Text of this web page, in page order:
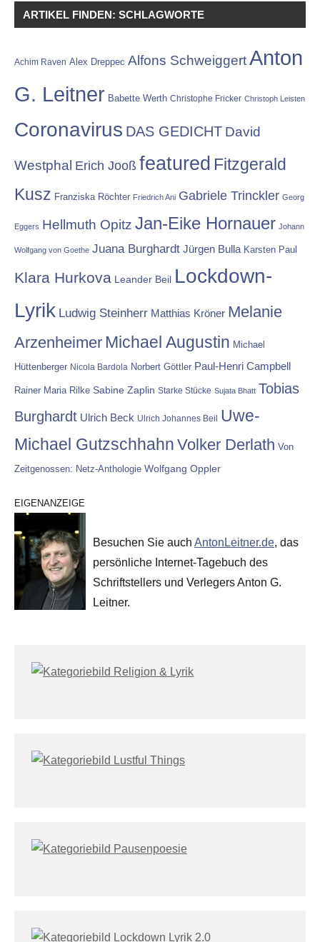
ARTIKEL FINDEN: SCHLAGWORTE
Achim Raven Alex Dreppec Alfons SchweiggertAnton
G. Leitner Babette Werth Christophe Fricker Christoph Leisten
Coronavirus DAS GEDICHT David
Westphal Erich Jooß featured Fitzgerald
Kusz Franziska Röchter Friedrich Ani Gabriele Trinckler Georg
Eggers Hellmuth Opitz Jan-Eike Hornauer Johann
Wolfgang von Goethe Juana Burghardt Jürgen Bulla Karsten Paul
Klara Hurkova Leander Beil Lockdown-
Lyrik Ludwig Steinherr Matthias Kröner Melanie
Arzenheimer Michael Augustin Michael
Hüttenberger Nicola Bardola Norbert Göttler Paul-Henri Campbell
Rainer Maria Rilke Sabine Zaplin Starke Stücke Sujata Bhatt Tobias
Burghardt Ulrich Beck Ulrich Johannes Beil Uwe-
Michael Gutzschhahn Volker Derlath Von
Zeitgenossen: Netz-Anthologie Wolfgang Oppler
EIGENANZEIGE
Besuchen Sie auch AntonLeitner.de, das
persönliche Internet-Tagebuch des
Schriftstellers und Verlegers Anton G.
Leitner.